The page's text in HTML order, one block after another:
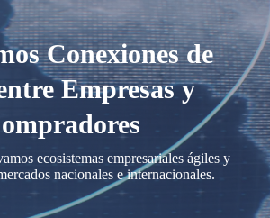
Conexiones de
Empresas y
ecosistemas empresariales ágiles y
nacionales e internacionales.